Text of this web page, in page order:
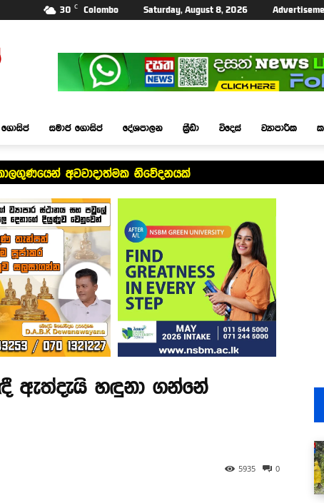
30 C Colombo Saturday, August 8, 2026
සමාජ ගොසිප් දේශපාලන ක්‍රීඩා විදෙස් ව්‍යාපාරික
අවවාදාත්මක නිවේදනයක්
ඇත්දැයි හඳුනා ගන්නේ
0
5935